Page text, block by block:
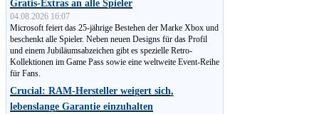
Gratis-Extras an alle Spieler
04.08.2026 16:07
Microsoft feiert das 25-jährige Bestehen der Marke Xbox und
beschenkt alle Spieler. Neben neuen Designs für das Profil
und einem Jubiläumsabzeichen gibt es spezielle Retro-
Kollektionen im Game Pass sowie eine weltweite Event-Reihe
für Fans.
Crucial: RAM-Hersteller weigert sich,
lebenslange Garantie einzuhalten